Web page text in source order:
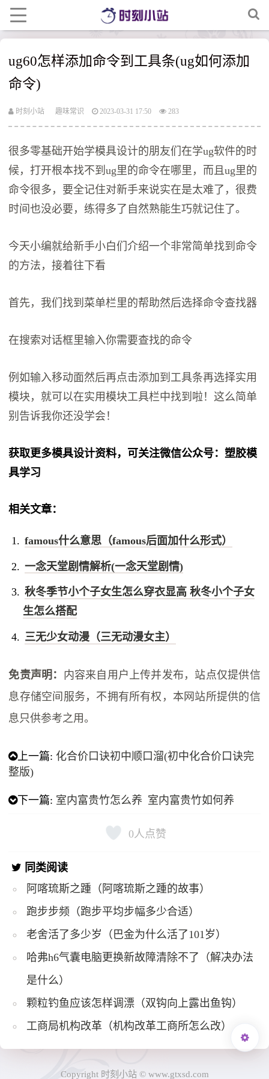
ug60怎样添加命令到工具条(ug如何添加
命令)
时刻小站 趣味常识 2023-03-31 17:50 283
很多零基础开始学模具设计的朋友们在学ug软件的时
候，打开根本找不到ug里的命令在哪里，而且ug里的
命令很多，要全记住对新手来说实在是太难了，很费
时间也没必要，练得多了自然熟能生巧就记住了。
今天小编就给新手小白们介绍一个非常简单找到命令
的方法，接着往下看
首先，我们找到菜单栏里的帮助然后选择命令查找器
在搜索对话框里输入你需要查找的命令
例如输入移动面然后再点击添加到工具条再选择实用
模块，就可以在实用模块工具栏中找到啦！这么简单
别告诉我你还没学会！
获取更多模具设计资料，可关注微信公众号：塑胶模
具学习
相关文章：
famous什么意思（famous后面加什么形式）
一念天堂剧情解析(一念天堂剧情)
秋冬季节小个子女生怎么穿衣显高 秋冬小个子女
生怎么搭配
三无少女动漫（三无动漫女主）
免责声明： 内容来自用户上传并发布，站点仅提供信
息存储空间服务，不拥有所有权，本网站所提供的信
息只供参考之用。
上一篇: 化合价口诀初中顺口溜(初中化合价口诀完
整版)
下一篇: 室内富贵竹怎么养 室内富贵竹如何养
0人点赞
同类阅读
阿喀琉斯之踵（阿喀琉斯之踵的故事）
跑步步频（跑步平均步幅多少合适）
老舍活了多少岁（巴金为什么活了101岁）
哈弗h6气囊电脑更换新故障清除不了（解决办法
是什么）
颗粒钓鱼应该怎样调漂（双钩向上露出鱼钩）
工商局机构改革（机构改革工商所怎么改）
Copyright 时刻小站 © www.gtxsd.com